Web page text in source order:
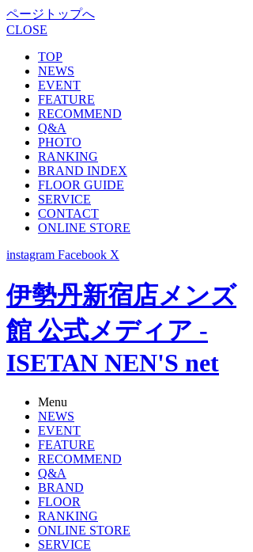
ページトップへ
CLOSE
TOP
NEWS
EVENT
FEATURE
RECOMMEND
Q&A
PHOTO
RANKING
BRAND INDEX
FLOOR GUIDE
SERVICE
CONTACT
ONLINE STORE
instagram Facebook X
伊勢丹新宿店メンズ
館 公式メディア -
ISETAN NEN'S net
Menu
NEWS
EVENT
FEATURE
RECOMMEND
Q&A
BRAND
FLOOR
RANKING
ONLINE STORE
SERVICE